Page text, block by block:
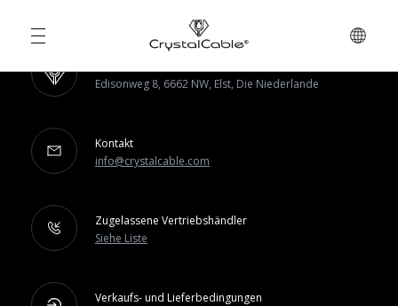
Edisonweg 8, 6662 NW, Elst, Die Niederlande
Kontakt
info@crystalcable.com
Zugelassene Vertriebshändler
Siehe Liste
Verkaufs- und Lieferbedingungen